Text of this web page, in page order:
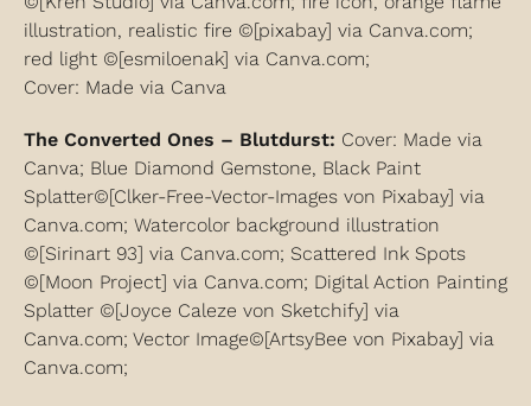
illustration, realistic fire ©[pixabay] via Canva.com;
red light ©[esmiloenak] via Canva.com;
Cover: Made via Canva
The Converted Ones – Blutdurst: Cover: Made via
Canva; Blue Diamond Gemstone, Black Paint
Splatter©[Clker-Free-Vector-Images von Pixabay] via
Canva.com; Watercolor background illustration
©[Sirinart 93] via Canva.com; Scattered Ink Spots
©[Moon Project] via Canva.com; Digital Action Painting
Splatter ©[Joyce Caleze von Sketchify] via
Canva.com; Vector Image©[ArtsyBee von Pixabay] via
Canva.com;